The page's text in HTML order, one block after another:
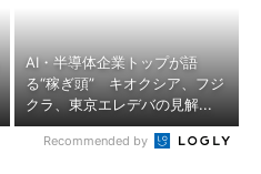
AI・半導体企業トップが語
る“稼ぎ頭” キオクシア、フジ
クラ、東京エレデバの見解...
Recommended by